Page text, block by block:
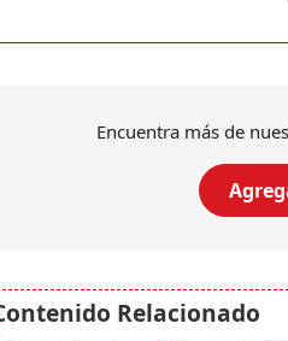
Encuentra más de